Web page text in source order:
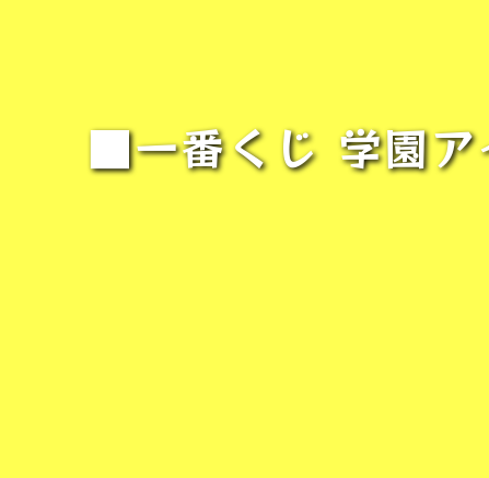
■一番くじ 学園